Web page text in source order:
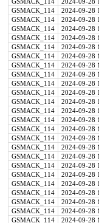
GSMACK_114
2024-09-28
GSMACK_114
2024-09-28
GSMACK_114
2024-09-28
GSMACK_114
2024-09-28
GSMACK_114
2024-09-28
GSMACK_114
2024-09-28
GSMACK_114
2024-09-28
GSMACK_114
2024-09-28
GSMACK_114
2024-09-28
GSMACK_114
2024-09-28
GSMACK_114
2024-09-28
GSMACK_114
2024-09-28
GSMACK_114
2024-09-28
GSMACK_114
2024-09-28
GSMACK_114
2024-09-28
GSMACK_114
2024-09-28
GSMACK_114
2024-09-28
GSMACK_114
2024-09-28
GSMACK_114
2024-09-28
GSMACK_114
2024-09-28
GSMACK_114
2024-09-28
GSMACK_114
2024-09-28
GSMACK_114
2024-09-28
GSMACK_114
2024-09-28